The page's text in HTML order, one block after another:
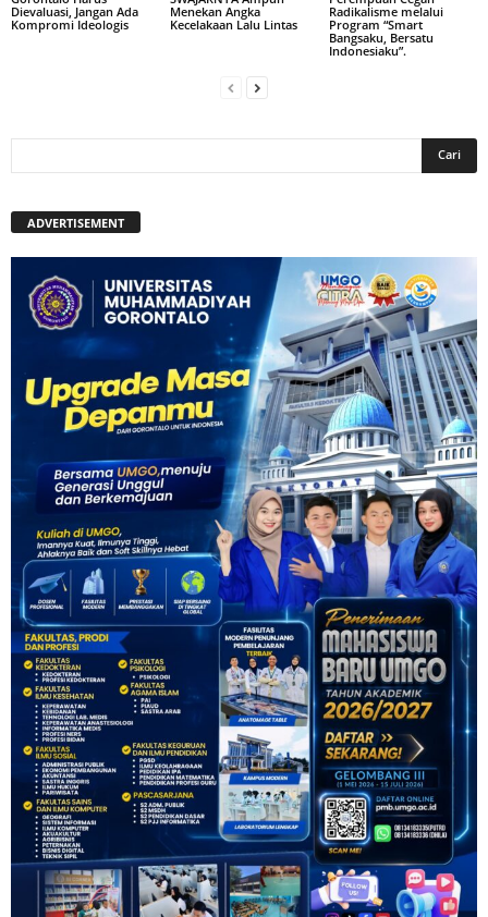
Dievaluasi, Jangan Ada
Kompromi Ideologis
Menekan Angka
Kecelakaan Lalu Lintas
Radikalisme melalui
Program “Smart
Bangsaku, Bersatu
Indonesiaku”.
ADVERTISEMENT